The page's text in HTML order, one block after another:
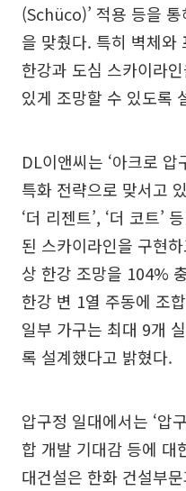
(Schüco)’ 적용 등을
을 맞췄다. 특히 벽체와
한강과 도심 스카이라
있게 조망할 수 있도록
DL이앤씨는 ‘아크로 압
특화 전략으로 맞서고
‘더 리젠트’, ‘더 코트’
된 스카이라인을 구현
상 한강 조망을 104%
한강 변 1열 주동에 조
일부 가구는 최대 9개
록 설계했다고 밝혔다.
압구정 일대에서는 ‘압
합 개발 기대감 등에 대
대건설은 한화 건설부